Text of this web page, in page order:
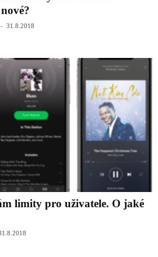
- 31.8.2018
limity pro uživatele. O jaké